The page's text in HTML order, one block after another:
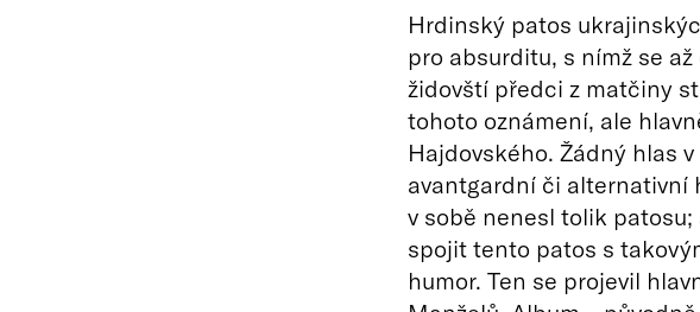
Hrdinský patos
pro absurditu, s nímž se
židovští předci z matčiny
tohoto oznámení, ale
Hajdovského. Žádný hlas
avantgardní či
v sobě nenesl tolik
spojit tento patos s
humor. Ten se projevil